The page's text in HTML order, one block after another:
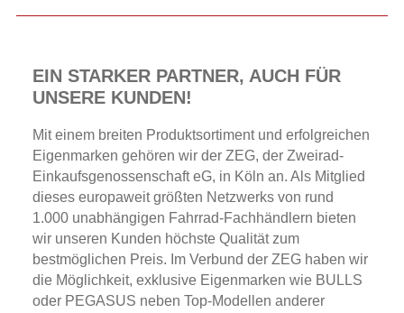
EIN STARKER PARTNER, AUCH FÜR
UNSERE KUNDEN!
Mit einem breiten Produktsortiment und erfolgreichen
Eigenmarken gehören wir der ZEG, der Zweirad-
Einkaufsgenossenschaft eG, in Köln an. Als Mitglied
dieses europaweit größten Netzwerks von rund
1.000 unabhängigen Fahrrad-Fachhändlern bieten
wir unseren Kunden höchste Qualität zum
bestmöglichen Preis. Im Verbund der ZEG haben wir
die Möglichkeit, exklusive Eigenmarken wie BULLS
oder PEGASUS neben Top-Modellen anderer